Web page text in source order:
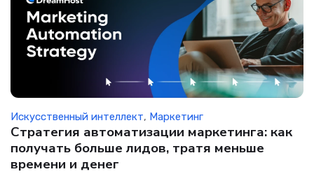
Искусственный интеллект, Маркетинг
Стратегия автоматизации маркетинга: как
получать больше лидов, тратя меньше
времени и денег